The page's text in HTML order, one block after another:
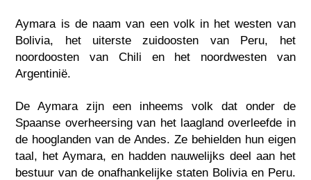
Aymara is de naam van een volk in het westen van
Bolivia, het uiterste zuidoosten van Peru, het
noordoosten van Chili en het noordwesten van
Argentinië.
De Aymara zijn een inheems volk dat onder de
Spaanse overheersing van het laagland overleefde in
de hooglanden van de Andes. Ze behielden hun eigen
taal, het Aymara, en hadden nauwelijks deel aan het
bestuur van de onafhankelijke staten Bolivia en Peru.